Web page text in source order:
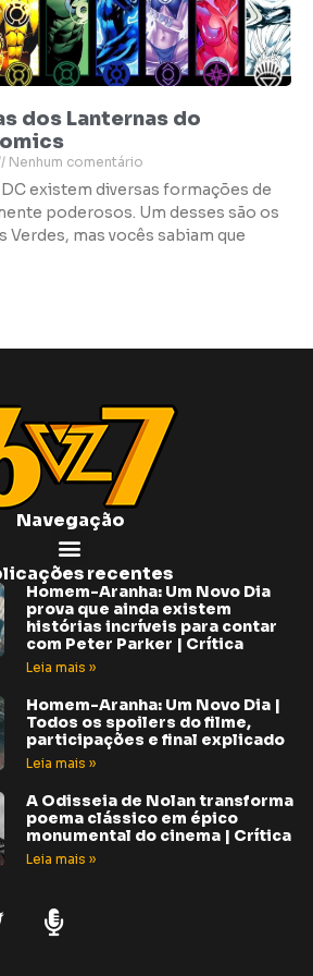
dos Lanternas do
Nenhum comentário
existem diversas formações de
poderosos. Um desses são os
Verdes, mas vocês sabiam que
Navegação
recentes
Homem-Aranha: Um Novo Dia
prova que ainda existem
histórias incríveis para contar
com Peter Parker | Crítica
Leia mais »
Homem-Aranha: Um Novo Dia |
Todos os spoilers do filme,
participações e final explicado
Leia mais »
A Odisseia de Nolan transforma
poema clássico em épico
monumental do cinema | Crítica
Leia mais »